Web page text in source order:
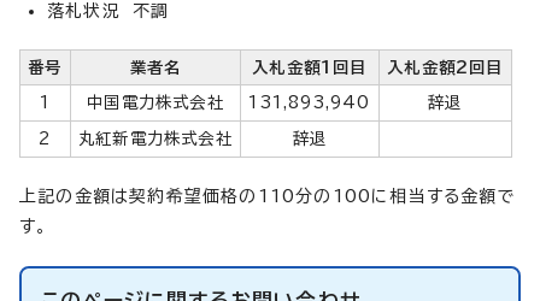
落札状況 不調
番号 業者名 入札金額1回目 入札金額2回目
1 中国電力株式会社 131,893,940 辞退
2 丸紅新電力株式会社 辞退
上記の金額は契約希望価格の110分の100に相当する金額で
す。